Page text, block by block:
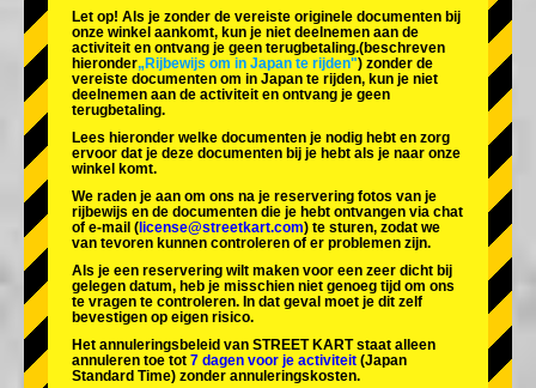
Okinawa
Let op! Als je zonder de vereiste originele documenten bij
onze winkel aankomt, kun je niet deelnemen aan de
activiteit en ontvang je geen terugbetaling.(beschreven
hieronder„Rijbewijs om in Japan te rijden") zonder de
vereiste documenten om in Japan te rijden, kun je niet
deelnemen aan de activiteit en ontvang je geen
terugbetaling.
Lees hieronder welke documenten je nodig hebt en zorg
ervoor dat je deze documenten bij je hebt als je naar onze
winkel komt.
We raden je aan om ons na je reservering fotos van je
rijbewijs en de documenten die je hebt ontvangen via chat
of e-mail ( license@streetkart.com) te sturen, zodat we
van tevoren kunnen controleren of er problemen zijn.
Als je een reservering wilt maken voor een zeer dicht bij
gelegen datum, heb je misschien niet genoeg tijd om ons
te vragen te controleren. In dat geval moet je dit zelf
bevestigen op eigen risico.
Het annuleringsbeleid van STREET KART staat alleen
annuleren toe tot 7 dagen voor je activiteit (Japan
Standard Time) zonder annuleringskosten.